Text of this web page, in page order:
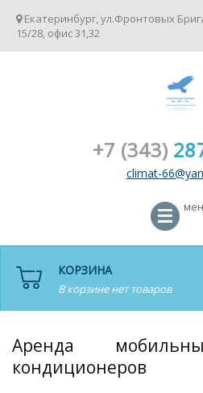
Екатеринбург, ул.Фронтовых
15/28, офис 31,32
+7 (343)
climat-
КОРЗИНА
В корзине нет товаров
Аренда
кондиционеров